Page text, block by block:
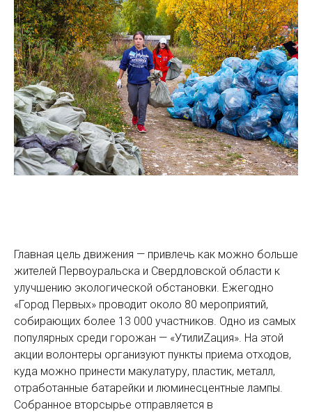
Главная цель движения — привлечь как можно больше
жителей Первоуральска и Свердловской области к
улучшению экологической обстановки. Ежегодно
«Город Первых» проводит около 80 мероприятий,
собирающих более 13 000 участников. Одно из самых
популярных среди горожан — «УтилиZация». На этой
акции волонтеры организуют пункты приема отходов,
куда можно принести макулатуру, пластик, металл,
отработанные батарейки и люминесцентные лампы.
Собранное вторсырье отправляется в